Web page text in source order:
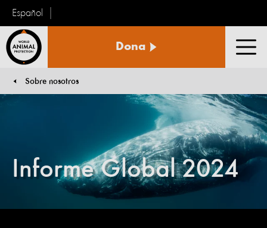
Español
Animal
Dona
Sobre nosotros
Informe Global 2024